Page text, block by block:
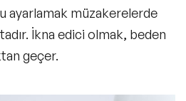
ayarlamak müzakerelerde
İkna edici olmak, beden
geçer.